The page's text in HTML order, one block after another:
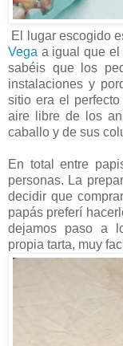
El lugar escogido
Vega a igual que el
sabéis que los
instalaciones y
sitio era el
aire libre de los
caballo y de sus
En total entre
personas. La
decidir que
papás preferí
dejamos paso a
propia tarta, muy